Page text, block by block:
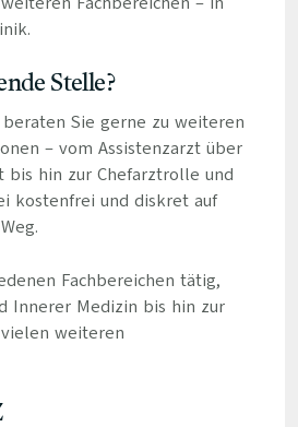
Stelle?
Sie gerne zu weiteren
– vom Assistenzarzt über
bis hin zur Chefarztrolle und
kostenfrei und diskret auf
Fachbereichen tätig,
Innerer Medizin bis hin zur
weiteren